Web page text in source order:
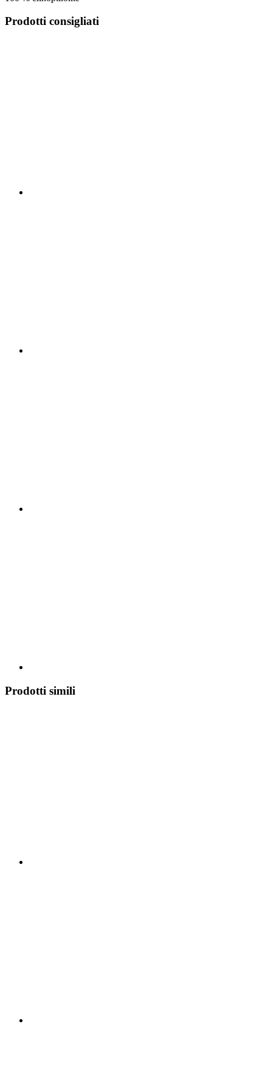
Prodotti consigliati
Prodotti simili